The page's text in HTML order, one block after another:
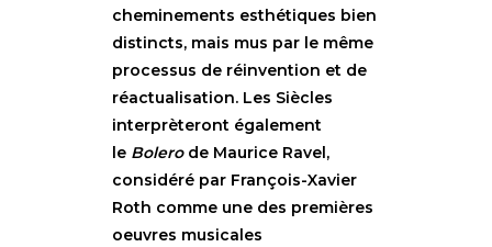
cheminements esthétiques bien
distincts, mais mus par le même
processus de réinvention et de
réactualisation. Les Siècles
interprèteront également
le Bolerode Maurice Ravel,
considéré par François-Xavier
Roth comme une des premières
oeuvres musicales